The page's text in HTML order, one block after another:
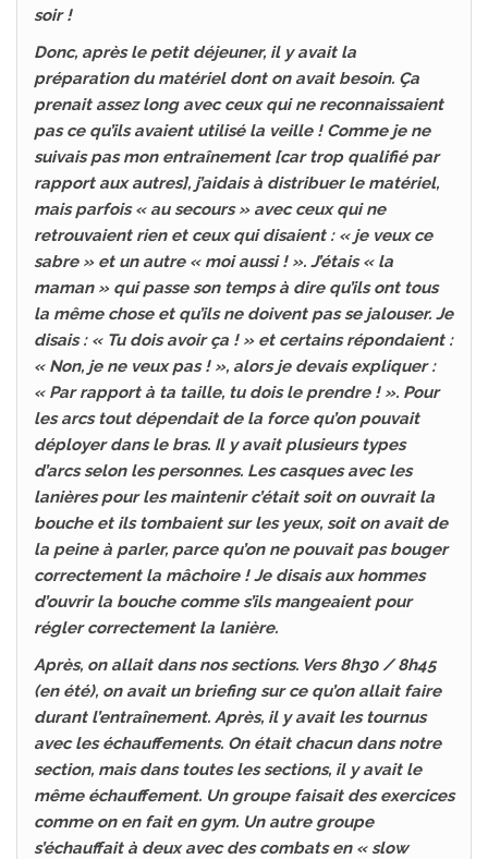
soir !
Donc, après le petit déjeuner, il y avait la
préparation du matériel dont on avait besoin. Ça
prenait assez long avec ceux qui ne reconnaissaient
pas ce qu’ils avaient utilisé la veille ! Comme je ne
suivais pas mon entraînement [car trop qualifié par
rapport aux autres], j’aidais à distribuer le matériel,
mais parfois « au secours » avec ceux qui ne
retrouvaient rien et ceux qui disaient : « je veux ce
sabre » et un autre « moi aussi ! ». J’étais « la
maman » qui passe son temps à dire qu’ils ont tous
la même chose et qu’ils ne doivent pas se jalouser. Je
disais : « Tu dois avoir ça ! » et certains répondaient :
« Non, je ne veux pas ! », alors je devais expliquer :
« Par rapport à ta taille, tu dois le prendre ! ». Pour
les arcs tout dépendait de la force qu’on pouvait
déployer dans le bras. Il y avait plusieurs types
d’arcs selon les personnes. Les casques avec les
lanières pour les maintenir c’était soit on ouvrait la
bouche et ils tombaient sur les yeux, soit on avait de
la peine à parler, parce qu’on ne pouvait pas bouger
correctement la mâchoire ! Je disais aux hommes
d’ouvrir la bouche comme s’ils mangeaient pour
régler correctement la lanière.
Après, on allait dans nos sections. Vers 8h30 / 8h45
(en été), on avait un briefing sur ce qu’on allait faire
durant l’entraînement. Après, il y avait les tournus
avec les échauffements. On était chacun dans notre
section, mais dans toutes les sections, il y avait le
même échauffement. Un groupe faisait des exercices
comme on en fait en gym. Un autre groupe
s’échauffait à deux avec des combats en « slow